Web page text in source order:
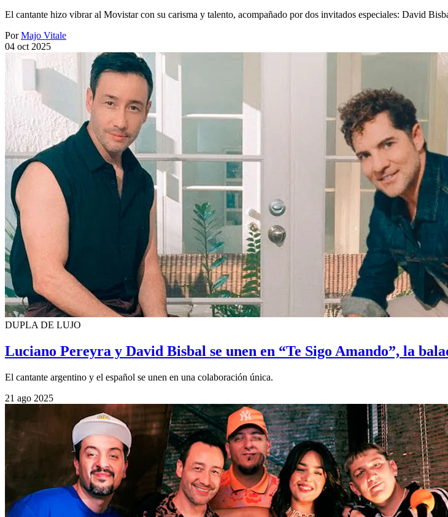
El cantante hizo vibrar al Movistar con su carisma y talento, acompañado por dos invitados especiales: David
PorMajo Vitale
04 oct 2025
DUPLA DE LUJO
Luciano Pereyra y David Bisbal se unen en “Te Sigo Amando”, la
El cantante argentino y el español se unen en una colaboración única.
21 ago 2025